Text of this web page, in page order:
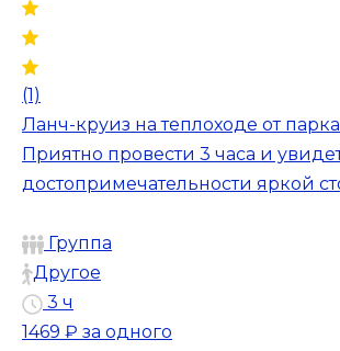
(1)
Ланч-круиз на теплоходе от
Приятно провести 3 часа и
достопримечательности яркой
Группа
Другое
3 ч
1469 ₽ за одного